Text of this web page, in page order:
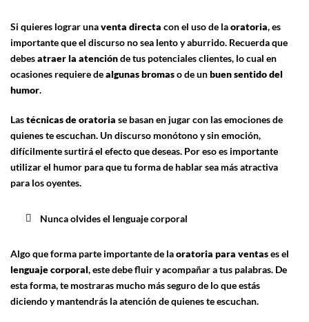
Si quieres lograr unaventa directa con el uso de laoratoria, es
importante que el discurso no sea lento y aburrido. Recuerda que
debesatraer la atenciónde tus potenciales clientes, lo cual en
ocasiones requiere dealgunas bromaso de unbuen sentido del
humor.
Lastécnicas deoratoria se basan en jugar con las emociones de
quienes te escuchan. Un discurso monótono y sin emoción,
difícilmente surtirá el efecto que deseas. Por eso es importante
utilizar el humor para que tu forma de hablar sea más atractiva
para los oyentes.
Nunca olvides el lenguaje corporal
Algo que forma parte importante de laoratoria para ventases el
lenguaje corporal, este debe fluir y acompañar a tus palabras. De
esta forma, te mostraras mucho más seguro de lo que estás
diciendo y mantendrás la atención de quienes te escuchan.